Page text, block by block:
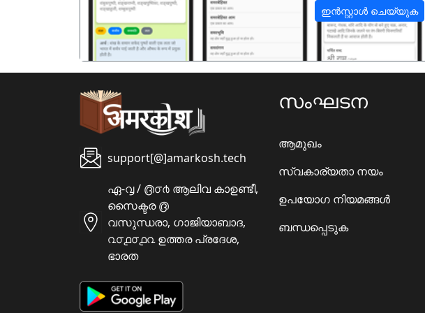
ഇൻസ്റ്റാൾ ചെയ്യുക
support[@]amarkosh.tech
ഏ-൮ / ൫൦൪ ആലിവ കാഉണ്ടീ,
സൈക്ടര ൫
വസുന്ധരാ, ഗാജിയാബാദ,
൨൦൧൦൧൨ ഉത്തര പ്രദേശ,
ഭാരത
സംഘടന
ആമുഖം
സ്വകാര്യതാ നയം
ഉപയോഗ നിയമങ്ങൾ
ബന്ധപ്പെടുക